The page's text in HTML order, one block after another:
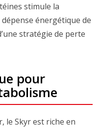
stimule la
énergétique de
stratégie de perte
pour
le Skyr est riche en